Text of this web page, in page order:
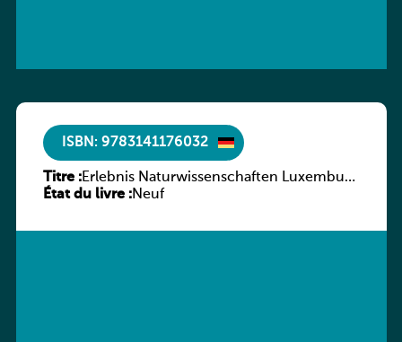
ISBN: 9783141176032
Titre :Erlebnis Naturwissenschaften Luxemburg
Band 2 SB
État du livre :Neuf